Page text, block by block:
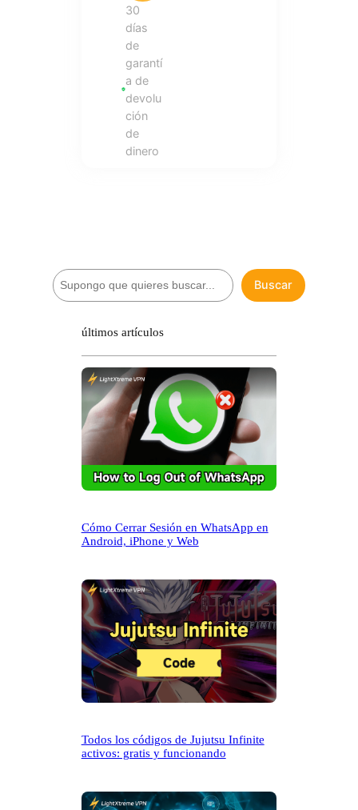
30
días
de
garantí
a de
devolu
ción
de
dinero
B
u
Buscar
últimos artículos
Cómo Cerrar Sesión en WhatsApp en
Android, iPhone y Web
Todos los códigos de Jujutsu Infinite
activos: gratis y funcionando